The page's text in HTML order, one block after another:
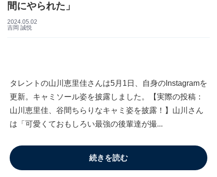
間にやられた」
2024.05.02
吉岡 誠悦
タレントの山川恵里佳さんは5月1日、自身のInstagramを
更新。キャミソール姿を披露しました。【実際の投稿：
山川恵里佳、谷間ちらりなキャミ姿を披露！】山川さん
は「可愛くておもしろい最強の後輩達が撮...
続きを読む